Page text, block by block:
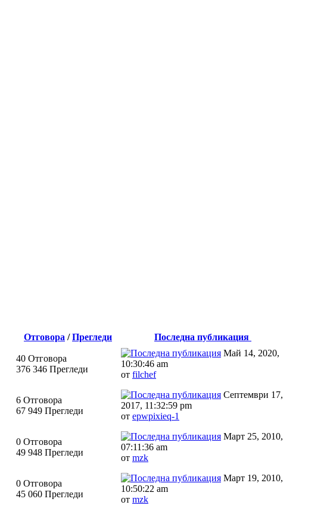
Отговора /Прегледи
Последна публикация
40 Отговора
376 346 Прегледи
Май 14, 2020,
10:30:46 am
от filchef
6 Отговора
67 949 Прегледи
Септември 17,
2017, 11:32:59 pm
от epwpixieq-1
0 Отговора
49 948 Прегледи
Март 25, 2010,
07:11:36 am
от mzk
0 Отговора
45 060 Прегледи
Март 19, 2010,
10:50:22 am
от mzk